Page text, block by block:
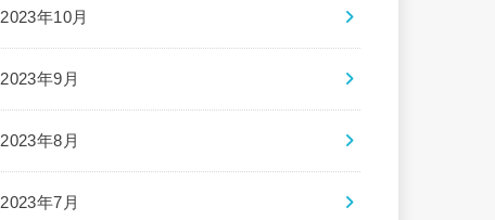
2023年10月
2023年9月
2023年8月
2023年7月